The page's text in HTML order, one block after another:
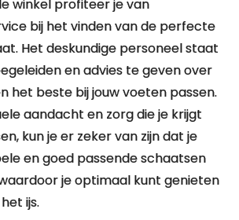
winkel profiteer je van
bij het vinden van de perfecte
Het deskundige personeel staat
en advies te geven over
het beste bij jouw voeten passen.
aandacht en zorg die je krijgt
kun je er zeker van zijn dat je
en goed passende schaatsen
je optimaal kunt genieten
ijs.